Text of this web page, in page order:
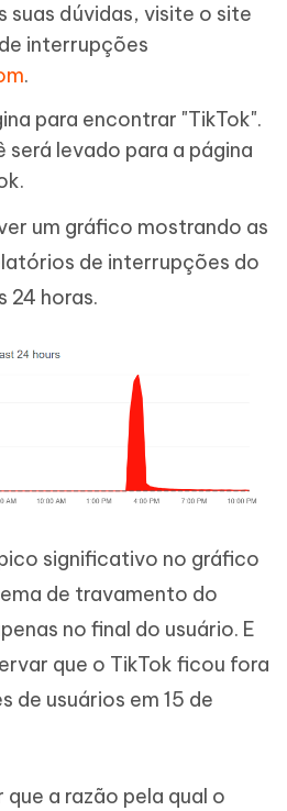
suas dúvidas, visite o site
interrupções
.
para encontrar "TikTok".
será levado para a página
um gráfico mostrando as
de interrupções do
24 horas.
significativo no gráfico
de travamento do
no final do usuário. E
que o TikTok ficou fora
de usuários em 15 de
a razão pela qual o